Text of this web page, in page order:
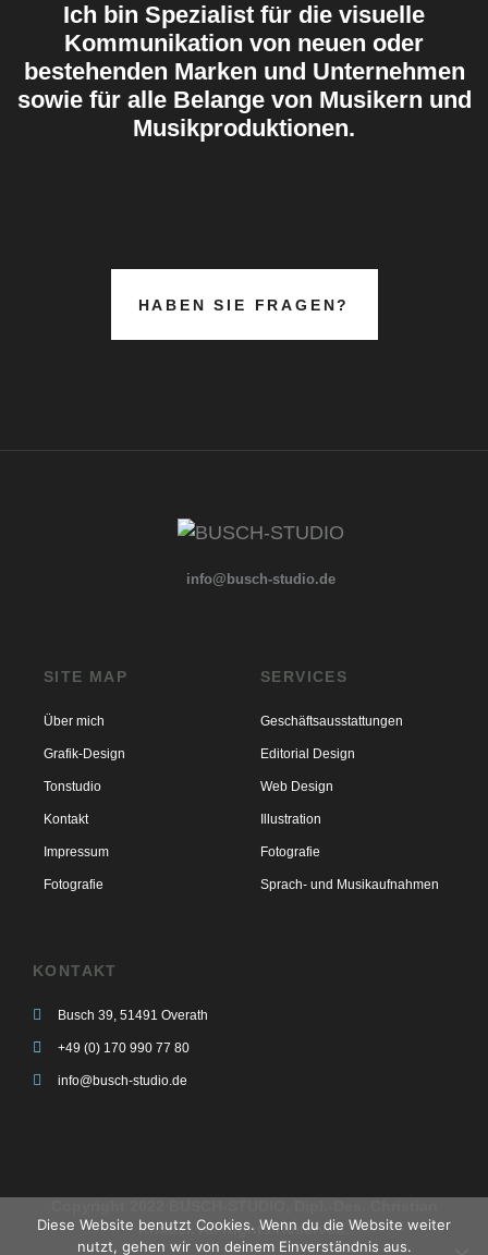
Ich bin Spezialist für die visuelle
Kommunikation von neuen oder
bestehenden Marken und Unternehmen
sowie für alle Belange von Musikern und
Musikproduktionen.
HABEN SIE FRAGEN?
info@busch-studio.de
SITE MAP
Über mich
Grafik-Design
Tonstudio
Kontakt
Impressum
Fotografie
SERVICES
Geschäftsausstattungen
Editorial Design
Web Design
Illustration
Fotografie
Sprach- und Musikaufnahmen
KONTAKT
Busch 39, 51491 Overath
+49 (0) 170 990 77 80
info@busch-studio.de
Knauer. All Rights Reserved.
Diese Website benutzt Cookies. Wenn du die Website weiter
nutzt, gehen wir von deinem Einverständnis aus.